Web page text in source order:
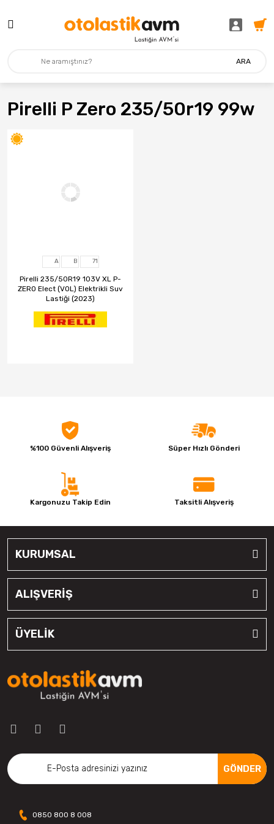
ARA
Pirelli P Zero 235/50r19 99w
A B 71
Pirelli 235/50R19 103V XL P-
ZERO Elect (VOL) Elektrikli Suv
Lastiği (2023)
%100 Güvenli Alışveriş Süper Hızlı Gönderi
Kargonuzu Takip Edin Taksitli Alışveriş
KURUMSAL
ALIŞVERİŞ
ÜYELİK
GÖNDER
0850 800 8 008